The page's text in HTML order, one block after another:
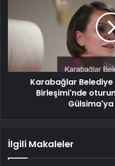
Karabağlar Belediye
Birleşimi'nde
Gülsima'ya
İlgili Makaleler